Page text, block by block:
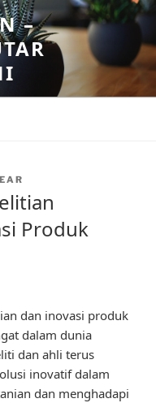
–
Produk
dan inovasi produk
dalam dunia
dan ahli terus
inovatif dalam
dan menghadapi